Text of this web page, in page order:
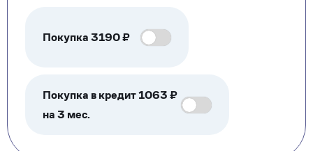
Покупка3190₽
Покупка в кредит 1063 ₽
на 3 мес.